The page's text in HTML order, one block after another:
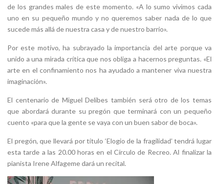
de los grandes males de este momento. «A lo sumo vivimos cada
uno en su pequeño mundo y no queremos saber nada de lo que
sucede más allá de nuestra casa y de nuestro barrio».
Por este motivo, ha subrayado la importancia del arte porque va
unido a una mirada crítica que nos obliga a hacernos preguntas. «El
arte en el confinamiento nos ha ayudado a mantener viva nuestra
imaginación».
El centenario de Miguel Delibes también será otro de los temas
que abordará durante su pregón que terminará con un pequeño
cuento «para que la gente se vaya con un buen sabor de boca».
El pregón, que llevará por título ‘Elogio de la fragilidad’ tendrá lugar
esta tarde a las 20.00 horas en el Círculo de Recreo. Al finalizar la
pianista Irene Alfageme dará un recital.